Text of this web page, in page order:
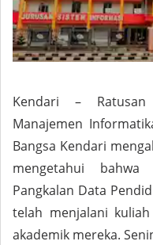
Kendari – Ratusan
Manajemen
Bangsa Kendari
mengetahui
Pangkalan Data
telah menjalani
akademik mereka.